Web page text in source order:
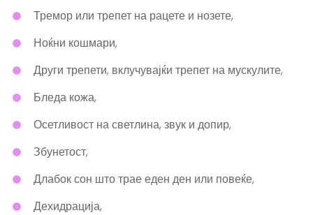
Тремор или трепет на рацете и нозете,
Ноќни кошмари,
Други трепети, вклучувајќи трепет на мускулите,
Бледа кожа,
Осетливост на светлина, звук и допир,
Збунетост,
Длабок сон што трае еден ден или повеќе,
Дехидрација,